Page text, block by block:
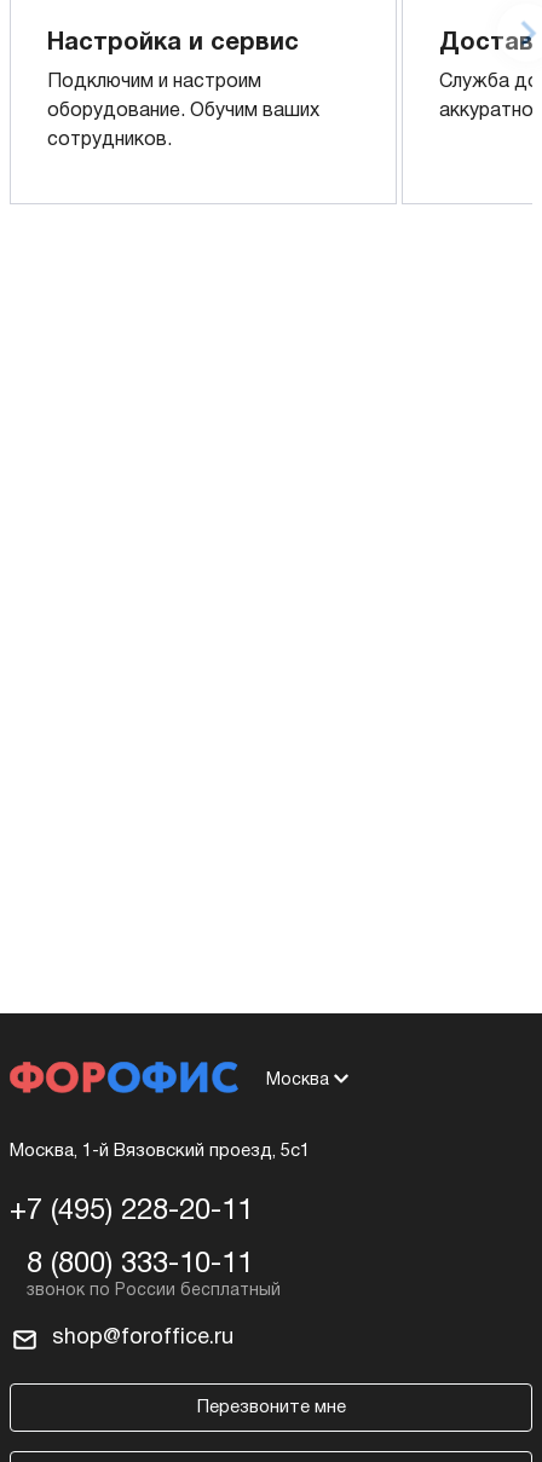
Настройка и сервис
Подключим и настроим
оборудование. Обучим ваших
сотрудников.
Служба
аккуратно
Москва
Москва, 1-й Вязовский проезд, 5с1
+7 (495) 228-20-11
8 (800) 333-10-11
shop@foroffice.ru
Перезвоните мне